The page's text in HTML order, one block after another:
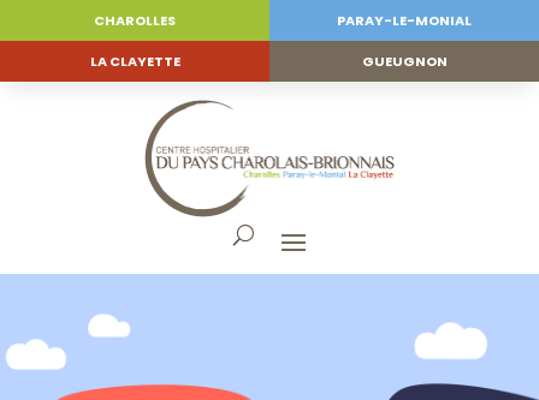
CHAROLLES PARAY-LE-MONIAL
LA CLAYETTE GUEUGNON